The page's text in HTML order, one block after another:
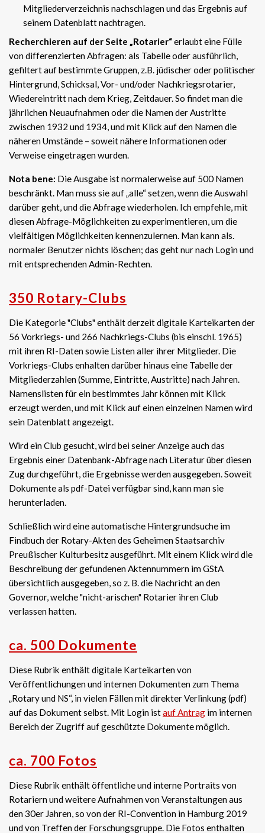
Mitgliederverzeichnis nachschlagen und das Ergebnis auf
seinem Datenblatt nachtragen.
Recherchieren auf der Seite „Rotarier“erlaubt eine Fülle
von differenzierten Abfragen: als Tabelle oder ausführlich,
gefiltert auf bestimmte Gruppen, z.B. jüdischer oder politischer
Hintergrund, Schicksal, Vor- und/oder Nachkriegsrotarier,
Wiedereintritt nach dem Krieg, Zeitdauer. So findet man die
jährlichen Neuaufnahmen oder die Namen der Austritte
zwischen 1932 und 1934, und mit Klick auf den Namen die
näheren Umstände – soweit nähere Informationen oder
Verweise eingetragen wurden.
Nota bene: Die Ausgabe ist normalerweise auf 500 Namen
beschränkt. Man muss sie auf „alle“ setzen, wenn die Auswahl
darüber geht, und die Abfrage wiederholen. Ich empfehle, mit
diesen Abfrage-Möglichkeiten zu experimentieren, um die
vielfältigen Möglichkeiten kennenzulernen. Man kann als.
normaler Benutzer nichts löschen; das geht nur nach Login und
mit entsprechenden Admin-Rechten.
350 Rotary-Clubs
Die Kategorie "Clubs" enthält derzeit digitale Karteikarten der
56 Vorkriegs- und 266 Nachkriegs-Clubs (bis einschl. 1965)
mit ihren RI-Daten sowie Listen aller ihrer Mitglieder. Die
Vorkriegs-Clubs enhalten darüber hinaus eine Tabelle der
Mitgliederzahlen (Summe, Eintritte, Austritte) nach Jahren.
Namenslisten für ein bestimmtes Jahr können mit Klick
erzeugt werden, und mit Klick auf einen einzelnen Namen wird
sein Datenblatt angezeigt.
Wird ein Club gesucht, wird bei seiner Anzeige auch das
Ergebnis einer Datenbank-Abfrage nach Literatur über diesen
Zug durchgeführt, die Ergebnisse werden ausgegeben. Soweit
Dokumente als pdf-Datei verfügbar sind, kann man sie
herunterladen.
Schließlich wird eine automatische Hintergrundsuche im
Findbuch der Rotary-Akten des Geheimen Staatsarchiv
Preußischer Kulturbesitz ausgeführt. Mit einem Klick wird die
Beschreibung der gefundenen Aktennummern im GStA
übersichtlich ausgegeben, so z. B. die Nachricht an den
Governor, welche "nicht-arischen" Rotarier ihren Club
verlassen hatten.
ca. 500 Dokumente
Diese Rubrik enthält digitale Karteikarten von
Veröffentlichungen und internen Dokumenten zum Thema
„Rotary und NS“, in vielen Fällen mit direkter Verlinkung (pdf)
auf das Dokument selbst. Mit Login istauf Antrag im internen
Bereich der Zugriff auf geschützte Dokumente möglich.
ca. 700 Fotos
Diese Rubrik enthält öffentliche und interne Portraits von
Rotariern und weitere Aufnahmen von Veranstaltungen aus
den 30er Jahren, so von der RI-Convention in Hamburg 2019
und von Treffen der Forschungsgruppe. Die Fotos enthalten